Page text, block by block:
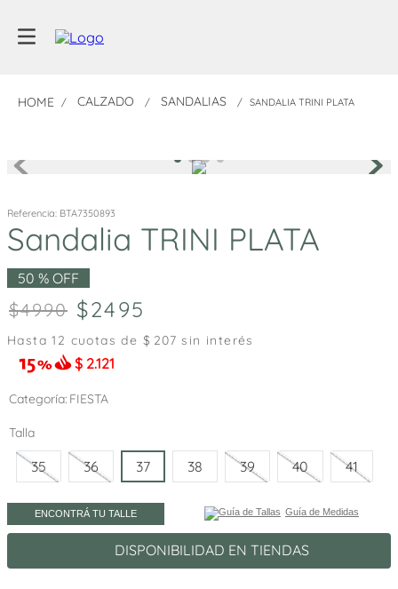
CALZADO SANDALIAS SANDALIA TRINI PLATA
Referencia: BTA7350893
Sandalia TRINI PLATA
50 % OFF
4990 2495
Hasta12 cuotas de $ 207 sin interés
$ 2.121
Categoría FIESTA
Talla
35 36 37 38 39 40 41
ENCONTRÁ TU TALLE Guía de Medidas
DISPONIBILIDAD EN TIENDAS